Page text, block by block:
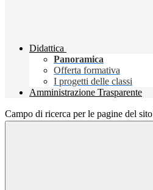
Didattica
Panoramica
Offerta formativa
I progetti delle classi
Amministrazione Trasparente
Campo di ricerca per le pagine del sito